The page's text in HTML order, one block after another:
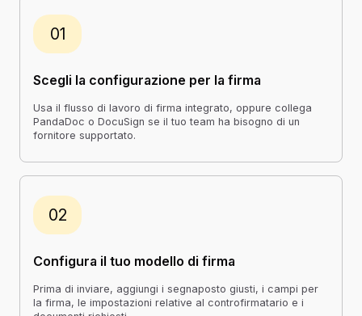
01
Scegli la configurazione per la firma
Usa il flusso di lavoro di firma integrato, oppure collega
PandaDoc o DocuSign se il tuo team ha bisogno di un
fornitore supportato.
02
Configura il tuo modello di firma
Prima di inviare, aggiungi i segnaposto giusti, i campi per
la firma, le impostazioni relative al controfirmatario e i